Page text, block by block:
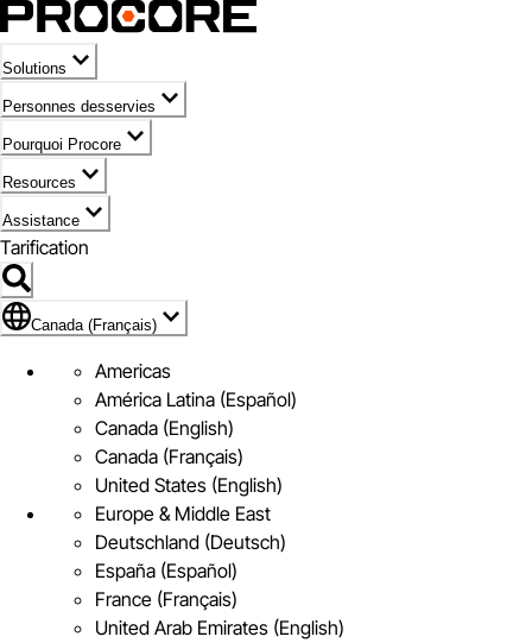
Solutions
Personnes desservies
Pourquoi Procore
Resources
Assistance
Tarification
Pavillon de Canada (Français)
Canada (Français)
Americas
América Latina (Español)
Canada (English)
Canada (Français)
United States (English)
Europe & Middle East
Deutschland (Deutsch)
España (Español)
France (Français)
United Arab Emirates (English)